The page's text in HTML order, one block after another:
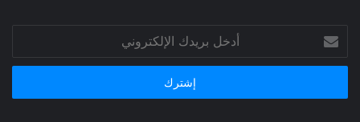
أدخل
بريدك
الإلكتروني